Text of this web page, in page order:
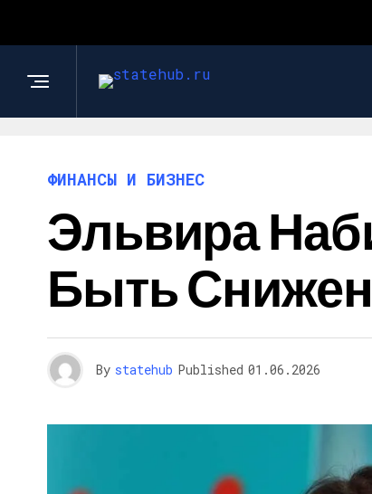
ФИНАНСЫ И БИЗНЕС
Эльвира
Быть
By statehub Published 01.06.2026